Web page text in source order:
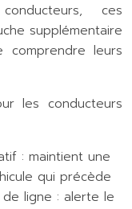
ces
supplémentaire
leurs
les conducteurs
: maintient une
qui précède
de ligne : alerte le